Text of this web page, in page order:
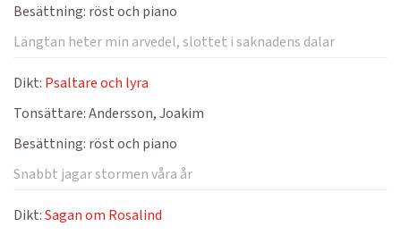
Besättning: röst och piano
Längtan heter min arvedel, slottet i saknadens dalar
Dikt: Psaltare och lyra
Tonsättare:Andersson, Joakim
Besättning: röst och piano
Snabbt jagar stormen våra år
Dikt:Sagan om Rosalind